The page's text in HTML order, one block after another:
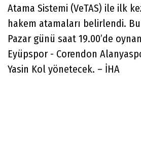
Atama Sistemi (VeTAS) ile ilk
hakem atamaları belirlendi.
Pazar günü saat 19.00’de
Eyüpspor - Corendon
Yasin Kol yönetecek. – İHA